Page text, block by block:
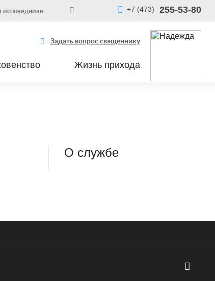
+7 (473) 255-53-80
Задать вопрос священнику
Жизнь прихода
О службе